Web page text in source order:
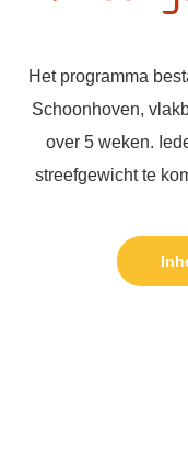
Het programma
Schoonhoven,
over 5 weken.
streefgewicht te